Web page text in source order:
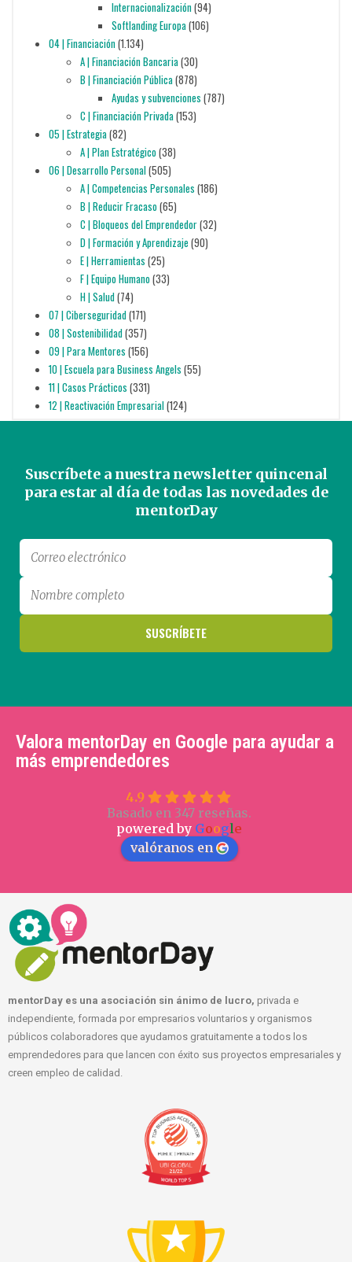
Internacionalización(94)
Softlanding Europa(106)
04 | Financiación(1.134)
A | Financiación Bancaria(30)
B | Financiación Pública(878)
Ayudas y subvenciones (787)
C | Financiación Privada(153)
05 | Estrategia(82)
A | Plan Estratégico(38)
06 | Desarrollo Personal(505)
A | Competencias Personales (186)
B | Reducir Fracaso(65)
C | Bloqueos del Emprendedor(32)
D | Formación y Aprendizaje (90)
E | Herramientas (25)
F | Equipo Humano(33)
H | Salud(74)
07 | Ciberseguridad(171)
08 | Sostenibilidad(357)
09 | Para Mentores (156)
10 | Escuela para Business Angels (55)
11 | Casos Prácticos (331)
12 | Reactivación Empresarial(124)
Suscríbete a nuestra newsletter quincenal
para estar al día de todas las novedades de
mentorDay
Valora mentorDay en Google para ayudar a
más emprendedores
4.9
Basado en 347 reseñas.
powered by Google
valóranos en
mentorDay es una asociación sin ánimo de lucro, privada e
independiente, formada por empresarios voluntarios y organismos
públicos colaboradores que ayudamos gratuitamente a todos los
emprendedores para que lancen con éxito sus proyectos empresariales y
creen empleo de calidad.